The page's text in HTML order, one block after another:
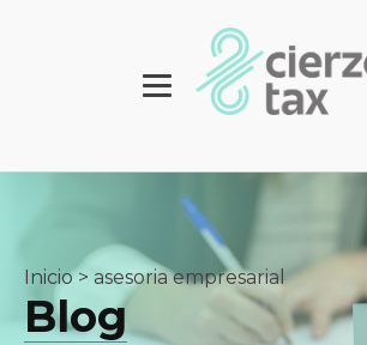
Inicio> asesoria empresarial
Blog